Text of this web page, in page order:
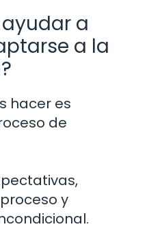
a
a la
hacer es
de
y